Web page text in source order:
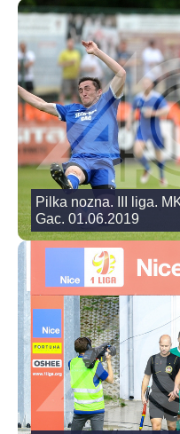
Pilka nozna. III liga.
Gac. 01.06.2019